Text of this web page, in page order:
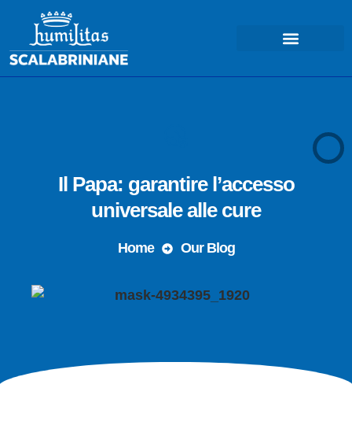
Il Papa: garantire l’accesso
universale alle cure
Home Our Blog